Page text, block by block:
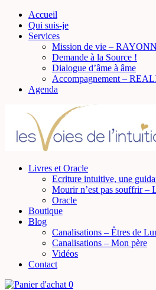
Accueil
Qui suis-je
Services
Mission de vie –
Demande à la Source !
Dialogue d’âme à âme
Accompagnement –
Agenda
Livres et Oracle
Ecriture intuitive, une
Mourir n’est pas souffrir –
Oracle
Boutique
Blog
Canalisations – Êtres de
Canalisations – Mon père
Vidéos
Contact
0